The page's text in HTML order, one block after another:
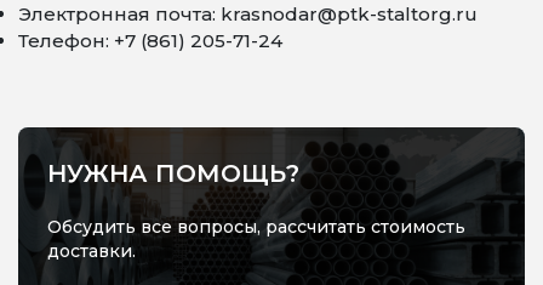
Электронная почта: krasnodar@ptk-staltorg.ru
Телефон: +7 (861) 205-71-24
НУЖНА ПОМОЩЬ?
Обсудить все вопросы, рассчитать стоимость
доставки.